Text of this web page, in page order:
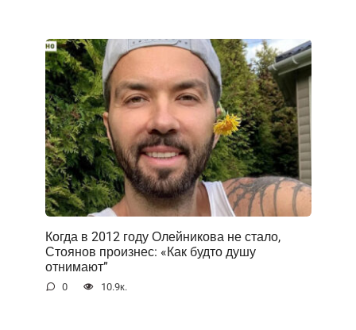
Когда в 2012 году Олейникова не стало,
Стоянов произнес: «Как будто душу
отнимают”
0 10.9к.